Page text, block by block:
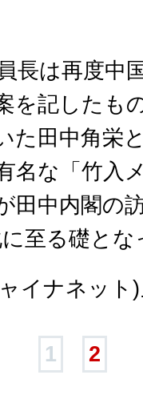
長は再度中
を記したも
た田中角栄
名な「竹入
田中内閣の
至る礎と
イナネッ
1 2